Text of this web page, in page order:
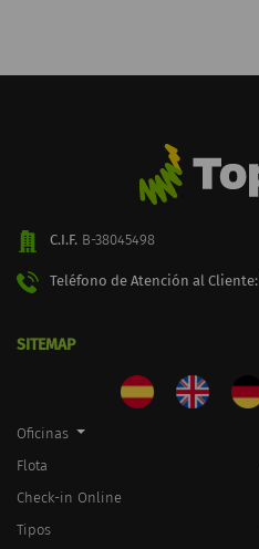
C.I.F. B-38045498
Teléfono de Atención al Cliente:
SITEMAP
Oficinas
Flota
Check-in Online
Tipos